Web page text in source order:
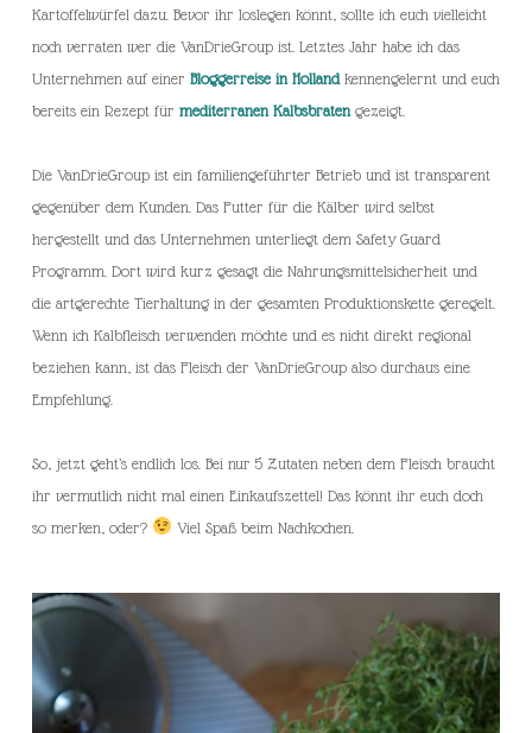
Kartoffelwürfel dazu. Bevor ihr loslegen könnt, sollte ich euch vielleicht
noch verraten wer die VanDrieGroup ist. Letztes Jahr habe ich das
Unternehmen auf einer Bloggerreise in Hollandkennengelernt und euch
bereits ein Rezept für mediterranen Kalbsbraten gezeigt.
Die VanDrieGroup ist ein familiengeführter Betrieb und ist transparent
gegenüber dem Kunden. Das Futter für die Kälber wird selbst
hergestellt und das Unternehmen unterliegt dem Safety Guard
Programm. Dort wird kurz gesagt die Nahrungsmittelsicherheit und
die artgerechte Tierhaltung in der gesamten Produktionskette geregelt.
Wenn ich Kalbfleisch verwenden möchte und es nicht direkt regional
beziehen kann, ist das Fleisch der VanDrieGroup also durchaus eine
Empfehlung.
So, jetzt geht’s endlich los. Bei nur 5 Zutaten neben dem Fleisch braucht
ihr vermutlich nicht mal einen Einkaufszettel! Das könnt ihr euch doch
so merken, oder?
Viel Spaß beim Nachkochen.